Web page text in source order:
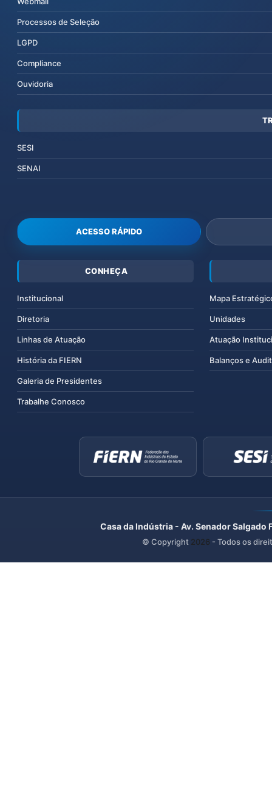
Processos de Seleção
LGPD
Compliance
Ouvidoria
SESI
SENAI
ACESSO RÁPIDO
CONHEÇA
Institucional
Diretoria
Linhas de Atuação
História da FIERN
Galeria de Presidentes
Trabalhe Conosco
Mapa
Unidades
Atuação
Balanços e
Casa da Indústria - Av. Senador
© Copyright 2026 - Todos os